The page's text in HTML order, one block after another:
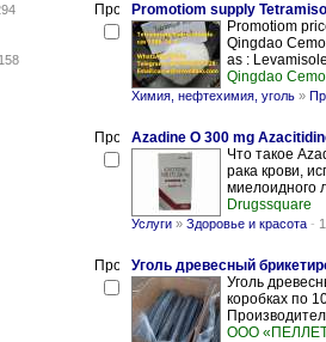
Promotiom supply
Promotiom
Qingdao
as :
Qingdao Cemo
Химия, нефтехимия, уголь »
Azadine O 300 mg
Что такое
рака крови,
миелоидного
Drugssquare
Услуги » Здоровье и красота -
Уголь древесный
Уголь
коробках по
ООО